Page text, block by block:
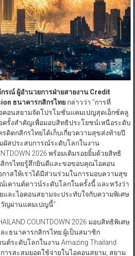
รณ์ ผู้อำนวยการฝ่ายสายงาน Credit
ธนาคารกสิกรไทยกล่าวว่า “การที่
คอนสยามจัดโปรโมชั่นแคมเปญสุดเอ็กซ์คลู
รั้งสำคัญเพื่อมอบสิทธิประโยชน์เหนือระดับ
ดิตกสิกรไทยได้เก็บเกี่ยวความสุขส่งท้ายปี
ผัสประสบการณ์ระดับโลกในงาน
2026 พร้อมเติมรอยยิ้มด้วยสิทธิ
กรไทยรู้สึกยินดีและขอขอบคุณไอคอน
กาสให้เราได้มีส่วนร่วมในการมอบความสุข
เคานต์ดาวน์ระดับโลกในครั้งนี้ และหวังว่า
และไอคอนสยามจะประทับใจกับความพิเศษ
วัญผ่านแคมเปญนี้”
COUNTDOWN 2026 มอบสิทธิพิเศษ
ะธนาคารกสิกรไทย ผู้เป็นสมาชิก
นต์ระดับโลกในงาน Amazing Thailand
ารสะสมยอดใช้จ่ายในไอคอนสยาม, สยาม